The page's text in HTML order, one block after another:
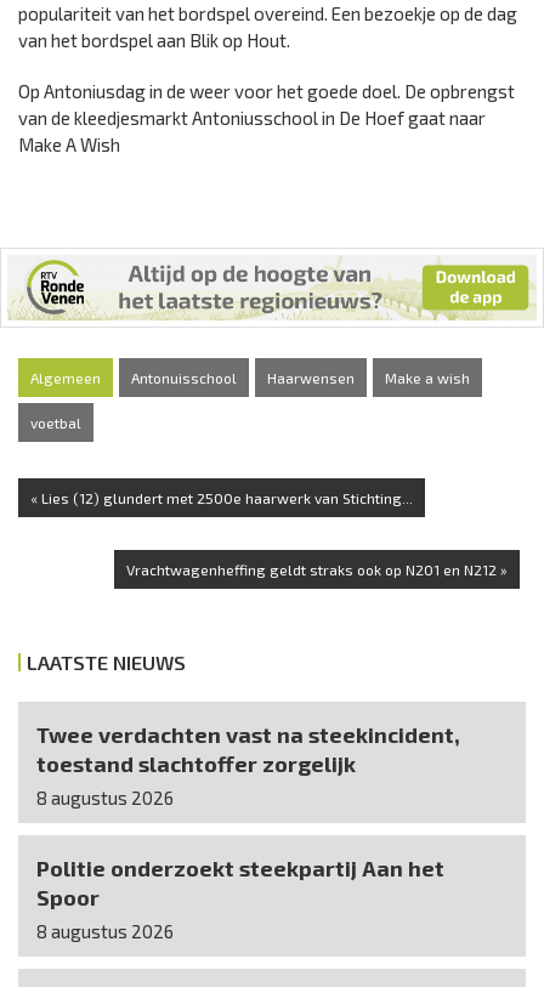
populariteit van het bordspel overeind. Een bezoekje op de dag
van het bordspel aan Blik op Hout.
Op Antoniusdag in de weer voor het goede doel. De opbrengst
van de kleedjesmarkt Antoniusschool in De Hoef gaat naar
Make A Wish
Algemeen Antonuisschool Haarwensen Make a wish
voetbal
« Lies (12) glundert met 2500e haarwerk van Stichting...
Vrachtwagenheffing geldt straks ook op N201 en N212 »
LAATSTE NIEUWS
Twee verdachten vast na steekincident,
toestand slachtoffer zorgelijk
8 augustus 2026
Politie onderzoekt steekpartij Aan het
Spoor
8 augustus 2026